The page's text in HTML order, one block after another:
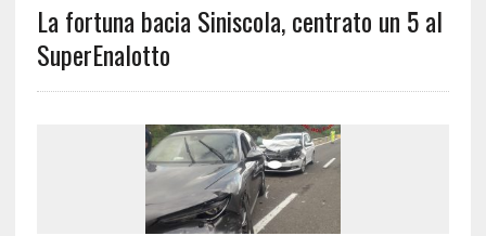
La fortuna bacia Siniscola, centrato un 5 al
SuperEnalotto